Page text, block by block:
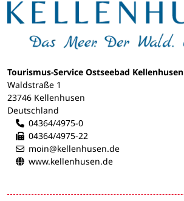
Tourismus-Service Ostseebad Kellenhusen
Waldstraße 1
23746 Kellenhusen
Deutschland
04364/4975-0
04364/4975-22
moin@kellenhusen.de
www.kellenhusen.de